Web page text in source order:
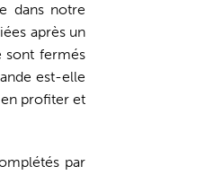
dans notre
après un
sont fermés
est-elle
profiter et
par